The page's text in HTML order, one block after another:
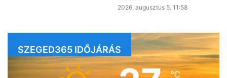
2026, augusztus 5. 11:58
SZEGED365 IDŐJÁRÁS
℃